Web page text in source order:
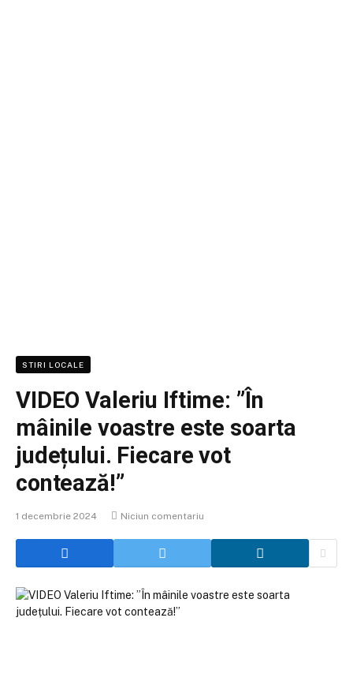
STIRI LOCALE
VIDEO Valeriu Iftime: ”În
mâinile voastre este soarta
județului. Fiecare vot
contează!”
1 decembrie 2024 Niciun comentariu